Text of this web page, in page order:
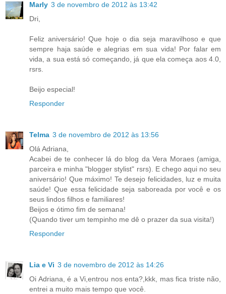
Marly 3 de novembro de 2012 às 13:42
Dri,
Feliz aniversário! Que hoje o dia seja maravilhoso e que
sempre haja saúde e alegrias em sua vida! Por falar em
vida, a sua está só começando, já que ela começa aos 4.0,
rsrs.
Beijo especial!
Responder
Telma 3 de novembro de 2012 às 13:56
Olá Adriana,
Acabei de te conhecer lá do blog da Vera Moraes (amiga,
parceira e minha "blogger stylist" rsrs). E chego aqui no seu
aniversário! Que máximo! Te desejo felicidades, luz e muita
saúde! Que essa felicidade seja saboreada por você e os
seus lindos filhos e familiares!
Beijos e ótimo fim de semana!
(Quando tiver um tempinho me dê o prazer da sua visita!)
Responder
Lia e Vi 3 de novembro de 2012 às 14:26
Oi Adriana, é a Vi,entrou nos enta?,kkk, mas fica triste não,
entrei a muito mais tempo que você.